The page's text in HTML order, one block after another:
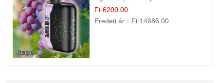
Ft 6200.00
Eredeti ár： Ft 14686.00